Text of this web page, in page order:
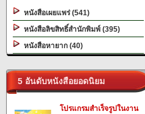
หนังสือเผยแพร่ (541)
หนังสือลิขสิทธิ์สำนักพิมพ์ (395)
หนังสือหายาก (40)
5 อันดับหนังสือยอดนิยม
โปรแกรมสำเร็จรูปในงาน